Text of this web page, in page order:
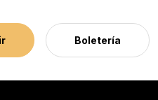
Boletería